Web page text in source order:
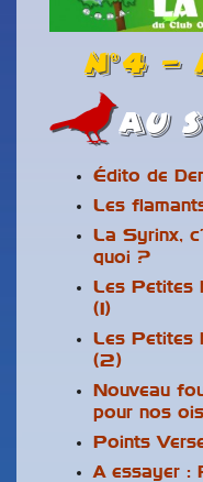
n°4 –
Au
Édito de
Les
La Syrinx,
quoi ?
Les Petites
(1)
Les Petites
(2)
Nouveau
pour nos
Points
A essayer :